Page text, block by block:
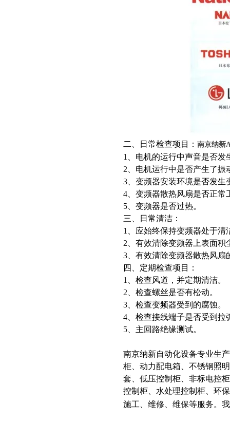
二、日常检查项目： 南京纳新
1、电机的运行中声音是否发
2、电机运行中是否产生了振
3、变频器安装环境是否发生
4、变频器散热风扇是否正常
5、变频器是否过热。
三、日常清洁：
1、应始终保持变频器处于清
2、有效清除变频器上表面
3、有效清除变频器散热风扇
四、定期检查项目：
1、检查风道，并定期清洁。
2、检查螺丝是否有松动。
3、检查变频器受到的腐蚀。
4、检查接线端子是否受到拉
5、主回路绝缘测试。
南京纳新自动化设备专业生
柜、动力配电箱、不锈钢照
套、低压控制柜、非标电控
控制柜、水处理控制柜、环
施工、维修、维保等服务。